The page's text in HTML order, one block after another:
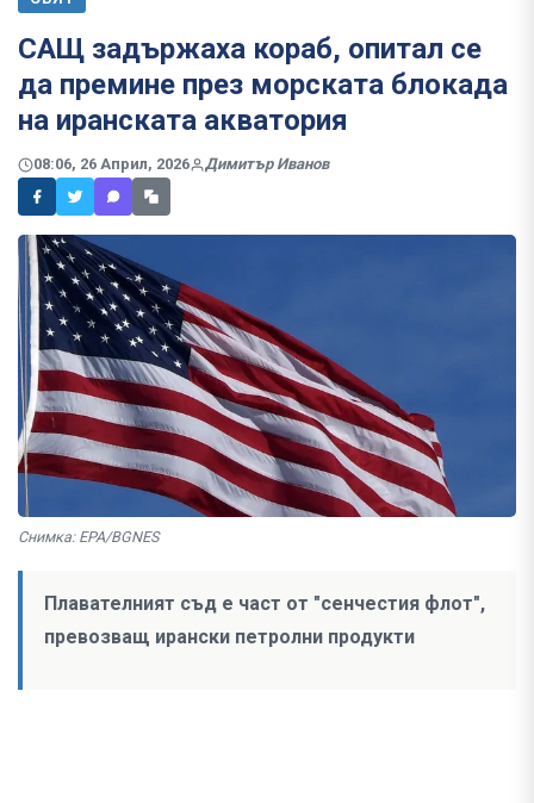
САЩ задържаха кораб, опитал се
да премине през морската блокада
на иранската акватория
08:06, 26 Април, 2026 Димитър Иванов
Снимка: EPA/BGNES
Плавателният съд е част от "сенчестия флот",
превозващ ирански петролни продукти